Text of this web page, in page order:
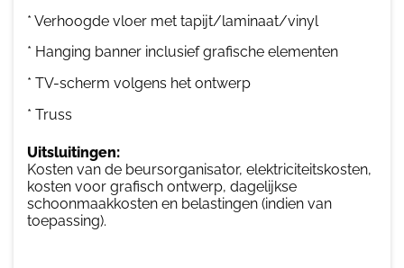
* Verhoogde vloer met tapijt/laminaat/vinyl
* Hanging banner inclusief grafische elementen
* TV-scherm volgens het ontwerp
* Truss
Uitsluitingen:
Kosten van de beursorganisator, elektriciteitskosten,
kosten voor grafisch ontwerp, dagelijkse
schoonmaakkosten en belastingen (indien van
toepassing).